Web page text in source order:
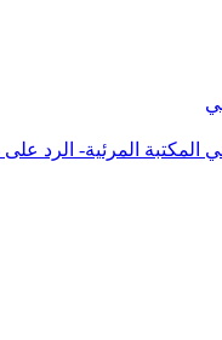
المكتبة المرئية- الرد
بسم